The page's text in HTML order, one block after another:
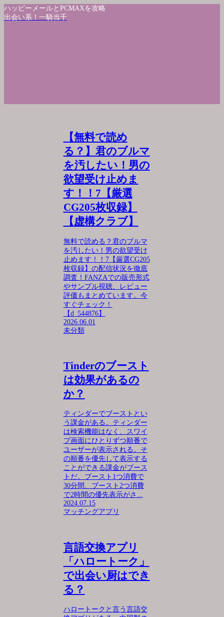
ハッピーメールとPCMAXを攻略
出会い系！一騎当千
【無料で読め
る？】君のブルマ
を汚したい！男の
欲望受け止めま
す！！7【厳選
CG205枚収録】
【虚構クラブ】
無料で読める？君のブルマ
を汚したい！男の欲望受け
止めます！！7【厳選CG205
枚収録】の配信状況を徹底
調査！FANZAでの販売形式
やサンプル視聴、レビュー
評価もまとめています。今
すぐチェック！
【d_544876】
2026.06.01
未分類
Tinderのブースト
は効果があるの
か？
ティンダーでブーストとい
う課金がある。ティンダー
は検索機能はなく、スワイ
プ画面にひとりずつ順番で
ユーザーが表示される。そ
の順番を優先して表示する
ことができる課金がブース
トだ。ブースト1つ消費で
30分間、ブースト2つ消費
で2時間の優先表示がさ...
2024.07.15
マッチングアプリ
言語交換アプリ
「ハロートーク」
で出会い厨はでき
る？
ハロートークと言う言語交